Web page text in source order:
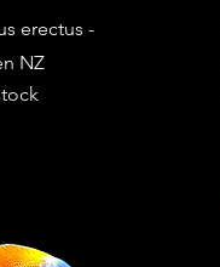
erectus -
NZ